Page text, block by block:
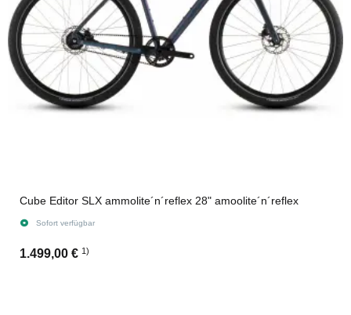
Cube Editor SLX ammolite´n´reflex 28" amoolite´n´reflex
Sofort verfügbar
1.499,00 € 1)